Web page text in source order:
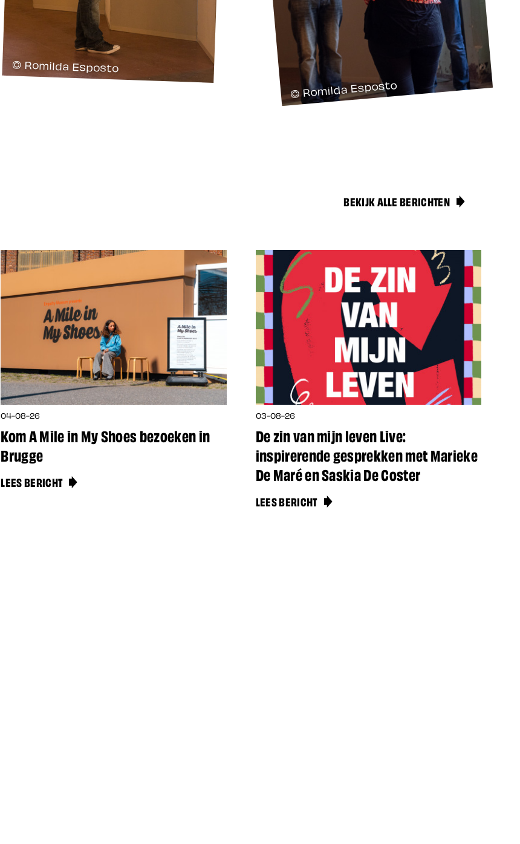
© Romilda Esposto
© Romilda Esposto
BEKIJK ALLE BERICHTEN
04-08-26
Kom A Mile in My Shoes bezoeken in
Brugge
LEES BERICHT
03-08-26
De zin van mijn leven Live:
inspirerende gesprekken met Marieke
De Maré en Saskia De Coster
LEES BERICHT